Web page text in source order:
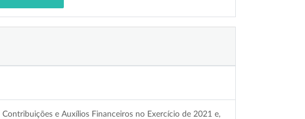
e Auxílios Financeiros no Exercício de 2021 e,